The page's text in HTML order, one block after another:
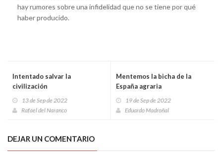
hay rumores sobre una infidelidad que no se tiene por qué
haber producido.
Intentado salvar la
civilización
13 de Sep de 2022
Rafael del Naranco
Mentemos la bicha de la
España agraria
19 de Sep de 2022
Eduardo Madroñal
DEJAR UN COMENTARIO